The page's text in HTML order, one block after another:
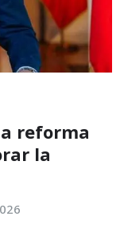
reforma
la